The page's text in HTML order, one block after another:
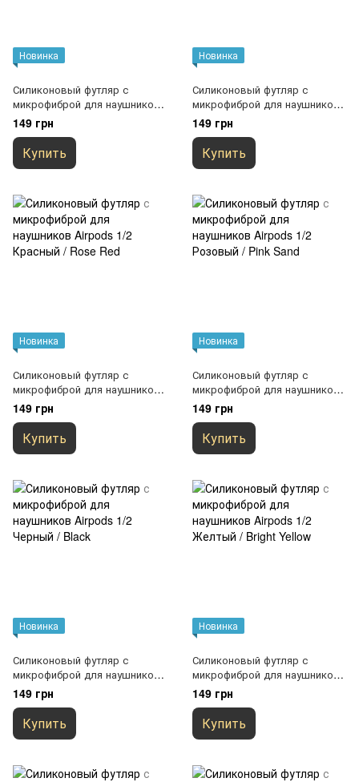
Новинка
Силиконовый футляр с
микрофиброй для наушников
Airpods 1/2 Синий / Royal blue
149 грн
Купить
Новинка
Силиконовый футляр с
микрофиброй для наушников
Airpods 1/2 Красный / Red
149 грн
Купить
Новинка
Силиконовый футляр с
микрофиброй для наушников
Airpods 1/2 Красный / Rose
Red
149 грн
Купить
Новинка
Силиконовый футляр с
микрофиброй для наушников
Airpods 1/2 Розовый / Pink
Sand
149 грн
Купить
Новинка
Силиконовый футляр с
микрофиброй для наушников
Airpods 1/2 Черный / Black
149 грн
Купить
Новинка
Силиконовый футляр с
микрофиброй для наушников
Airpods 1/2 Желтый / Bright
Yellow
149 грн
Купить